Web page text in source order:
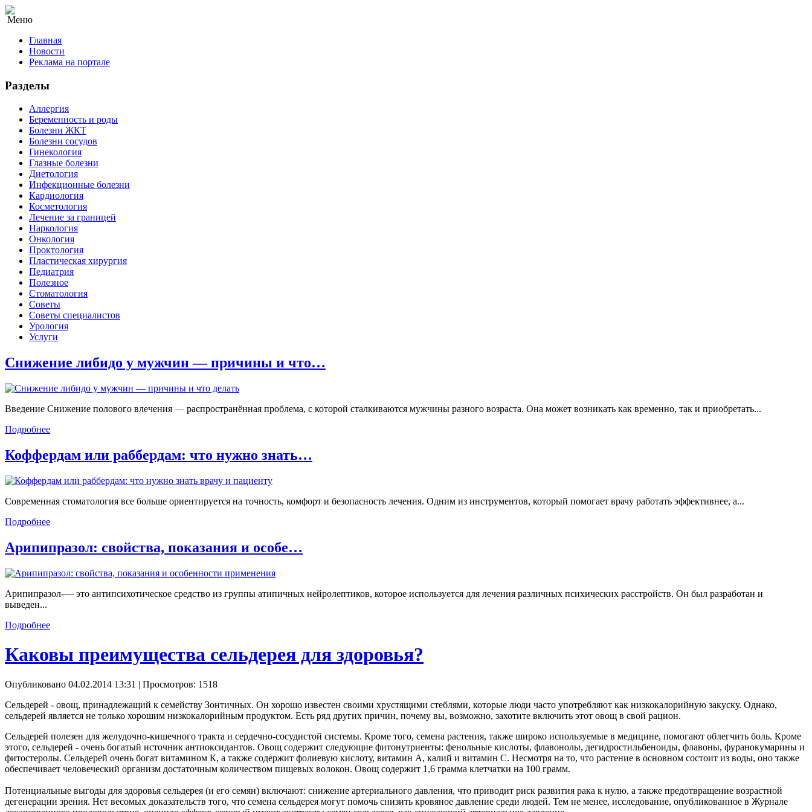
Меню
Главная
Новости
Реклама на портале
Разделы
Аллергия
Беременность и роды
Болезни ЖКТ
Болезни сосудов
Гинекология
Глазные болезни
Диетология
Инфекционные болезни
Кардиология
Косметология
Лечение за границей
Наркология
Онкология
Проктология
Пластическая хирургия
Педиатрия
Полезное
Стоматология
Советы
Советы специалистов
Урология
Услуги
Снижение либидо у мужчин — причины и что…
Введение Снижение полового влечения — распространённая проблема, с которой сталкиваются мужчины разного возраста. Она может возникать как временно, так и приобретать...
Подробнее
Коффердам или раббердам: что нужно знать…
Современная стоматология все больше ориентируется на точность, комфорт и безопасность лечения. Одним из инструментов, который помогает врачу работать эффективнее, а...
Подробнее
Арипипразол: свойства, показания и особе…
Арипипразол-— это антипсихотическое средство из группы атипичных нейролептиков, которое используется для лечения различных психических расстройств. Он был разработан и
выведен...
Подробнее
Каковы преимущества сельдерея для здоровья?
Опубликовано 04.02.2014 13:31 | Просмотров: 1518
Сельдерей - овощ, принадлежащий к семейству Зонтичных. Он хорошо известен своими хрустящими стеблями, которые люди часто употребляют как низкокалорийную закуску. Однако,
сельдерей является не только хорошим низкокалорийным продуктом. Есть ряд других причин, почему вы, возможно, захотите включить этот овощ в свой рацион.
Сельдерей полезен для желудочно-кишечного тракта и сердечно-сосудистой системы. Кроме того, семена растения, также широко используемые в медицине, помогают облегчить боль. Кроме
этого, сельдерей - очень богатый источник антиоксидантов. Овощ содержит следующие фитонутриенты: фенольные кислоты, флавонолы, дегидростильбеноиды, флавоны, фуранокумарины и
фитостеролы. Сельдерей очень богат витамином К, а также содержит фолиевую кислоту, витамин А, калий и витамин С. Несмотря на то, что растение в основном состоит из воды, оно также
обеспечивает человеческий организм достаточным количеством пищевых волокон. Овощ содержит 1,6 грамма клетчатки на 100 грамм.
Потенциальные выгоды для здоровья сельдерея (и его семян) включают: снижение артериального давления, что приводит риск развития рака к нулю, а также предотвращение возрастной
дегенерации зрения. Нет весомых доказательств того, что семена сельдерея могут помочь снизить кровяное давление среди людей. Тем не менее, исследование, опубликованное в Журнале